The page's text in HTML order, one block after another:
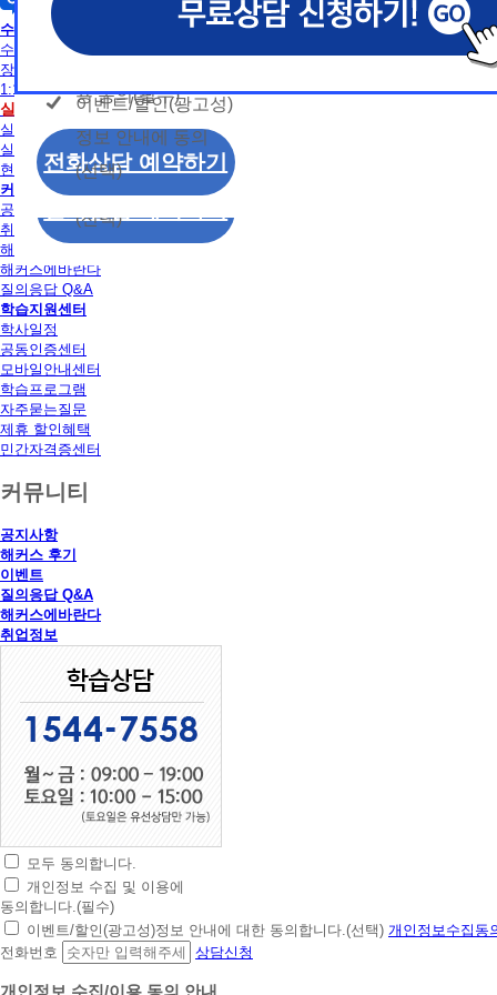
수강신청
수강신청
장바구니
1:1 문의
실습
수강신청
실습안내
실습장소 알아보기
현재 모집중인 실습일정
커뮤니티
공지사항
취업정보
해커스 후기
해커스에바란다
질의응답 Q&A
학습지원센터
학사일정
공동인증센터
모바일안내센터
학습프로그램
자주묻는질문
제휴 할인혜택
민간자격증센터
커뮤니티
공지사항
해커스 후기
이벤트
질의응답 Q&A
해커스에바란다
취업정보
초
간
편
상
담
모두 동의합니다.
개인정보 수집 및 이용에
동의합니다.(필수)
이벤트/할인(광고성)정보 안내에 대한 동의합니다.(선택) 개인정보수집동
전화번호
상담신청
개인정보 수집/이용
동의
개인정보 수집 및 이
용 동의(필수)
이벤트/할인(광고성)
정보 안내에 동의
(선택)
모두 동의합니다.
개인정보 수집 및 이
용 동의(필수)
이벤트/할인(광고성)
정보 안내에 동의
(선택)
전화상담 예약하기
신상품이나 이벤트, 최신 정보 안내 등 신청자의 취
는 최적의 서비스를 제공하기 위함.
(해커스교육그룹: 해커스인강, 해커스프랩, 해커스톡, 해커스
커스일본어, 해커스잡, 해커스금융, 해커스임용, 해커스공무
찰, 해커스소방, 해커스공인중개사, 해커스주택관리사, 해커스
2. (필수)이름, 휴대폰번호, 상담내용
(선택) 제출된 상담 문의 내용, 전화상담 과정에서 이용자가 상
3. 개인정보 보유/이용 기간: 법령상 정하는 경우
나 상담 시로부터 3년 이내 탈퇴하는 자의 경우, 소
만 또는 분쟁처리를 위해 3년간 보관합니다.
4. 신청자는 개인정보 수집·이용을 거부할 수 있습니다. 단,
에는 상담 신청이 제한됩니다.
신상품이나 이벤트, 최신 정보 안내 등 신청자의 취
는 최적의 서비스를 제공하기 위함.
(해커스교육그룹: 해커스인강, 해커스프랩, 해커스톡, 해커스
커스일본어, 해커스잡, 해커스금융, 해커스임용, 해커스공무
찰, 해커스소방, 해커스공인중개사, 해커스주택관리사, 해커스
2. (필수)이름, 휴대폰번호, 상담내용
(선택) 제출된 상담 문의 내용, 전화상담 과정에서 이용자가 상
3. 개인정보 보유/이용 기간: 법령상 정하는 경우
나 상담 시로부터 3년 이내 탈퇴하는 자의 경우, 소
만 또는 분쟁처리를 위해 3년간 보관합니다.
4. 신청자는 개인정보 수집·이용을 거부할 수 있습니다. 단,
에는 상담 신청이 제한됩니다.
신상품이나 이벤트, 최신 정보 안내 등 신청자의 취
는 최적의 서비스를 제공하기 위함.
(해커스교육그룹: 해커스인강, 해커스프랩, 해커스톡, 해커스
커스일본어, 해커스잡, 해커스금융, 해커스임용, 해커스공무
찰, 해커스소방, 해커스공인중개사, 해커스주택관리사, 해커스
2. (필수)이름, 휴대폰번호, 상담내용
(선택) 제출된 상담 문의 내용, 전화상담 과정에서 이용자가 상
3. 개인정보 보유/이용 기간: 법령상 정하는 경우
나 상담 시로부터 3년 이내 탈퇴하는 자의 경우, 소
만 또는 분쟁처리를 위해 3년간 보관합니다.
4. 신청자는 개인정보 수집·이용을 거부할 수 있습니다. 단,
에는 상담 신청이 제한됩니다.